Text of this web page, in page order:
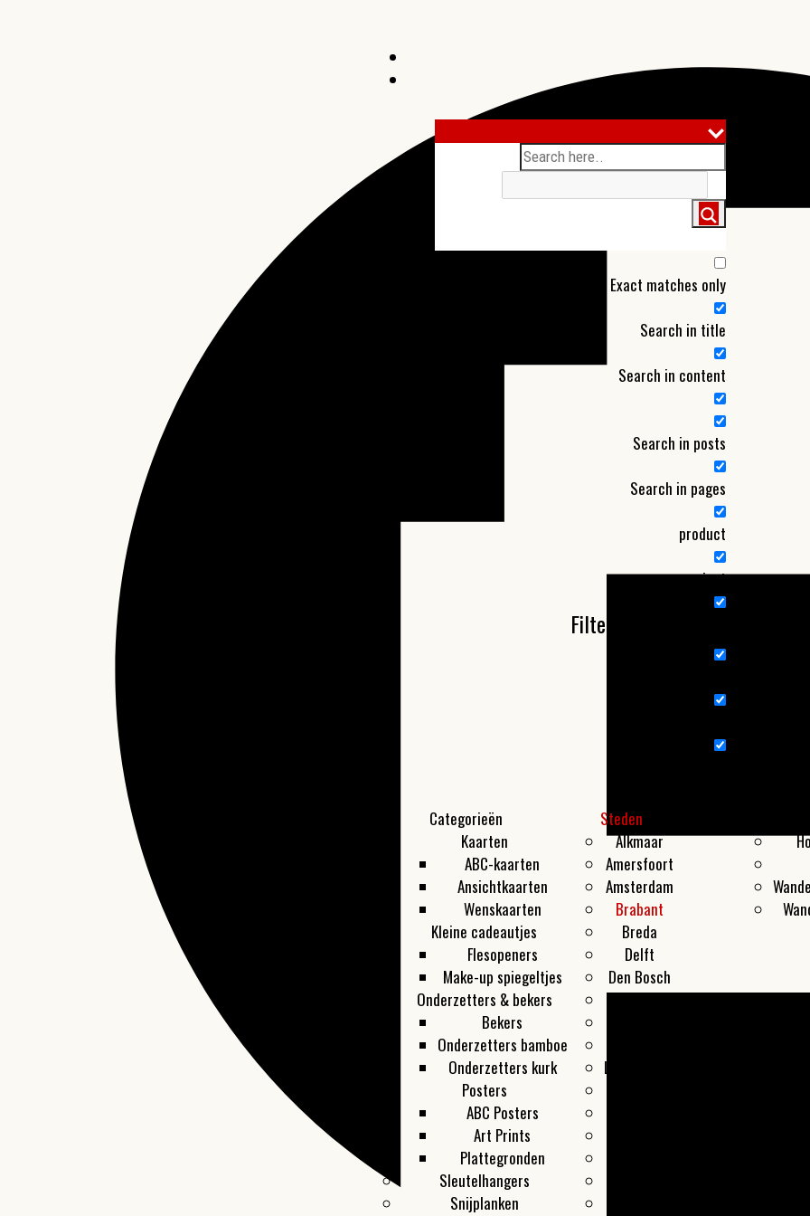
Exact matches only
Search in title
Search in content
Search in posts
Search in pages
product
project
Filter by Categories
Categorieën
Kaarten
ABC-kaarten
Ansichtkaarten
Wenskaarten
Kleine cadeautjes
Flesopeners
Make-up spiegeltjes
Onderzetters & bekers
Bekers
Onderzetters bamboe
Onderzetters kurk
Posters
ABC Posters
Art Prints
Plattegronden
Sleutelhangers
Snijplanken
Steden
Alkmaar
Amersfoort
Amsterdam
Brabant
Breda
Delft
Den Bosch
Den Haag
Leeuwarden